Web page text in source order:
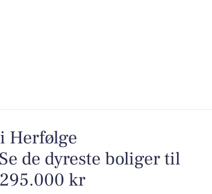
Herfølge
de dyreste boliger til
kr